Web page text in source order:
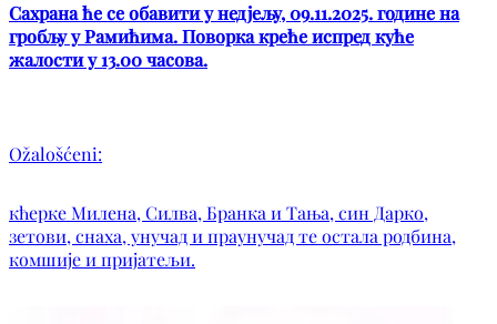
Сахрана ће се обавити у недјељу, 09.11.2025. године на
гробљу у Рамићима. Поворка креће испред куће
жалости у 13.00 часова.
Ožalošćeni:
кћерке Милена, Силва, Бранка и Тања, син Дарко,
зетови, снаха, унучад и праунучад те остала родбина,
комшије и пријатељи.